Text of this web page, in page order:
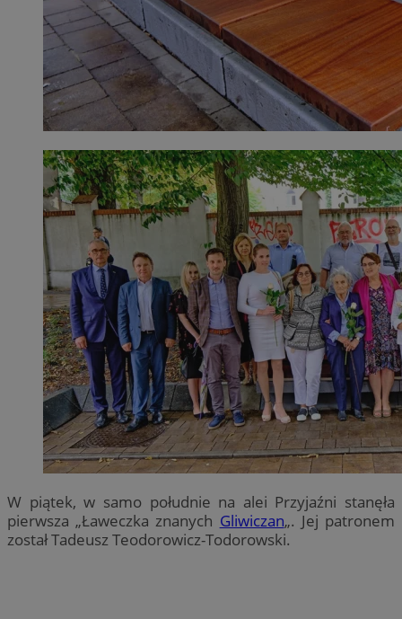
W piątek, w samo południe na alei Przyjaźni stanęła
pierwsza „Ławeczka znanych Gliwiczan„. Jej patronem
został Tadeusz Teodorowicz-Todorowski.